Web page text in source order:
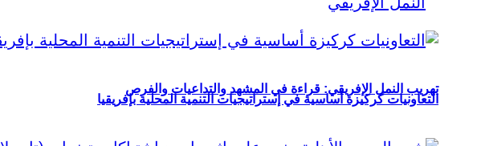
تهريب النمل الإفريقي: قراءة في المشهد والتداعيات والفرص
التعاونيات كركيزة أساسية في إستراتيجيات التنمية المحلية بإفريقيا